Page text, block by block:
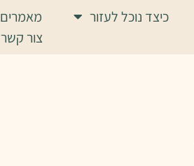
כיצד נוכל לעזור מאמרים
צור קשר